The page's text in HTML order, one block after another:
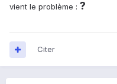
vient le problème : ?
Citer